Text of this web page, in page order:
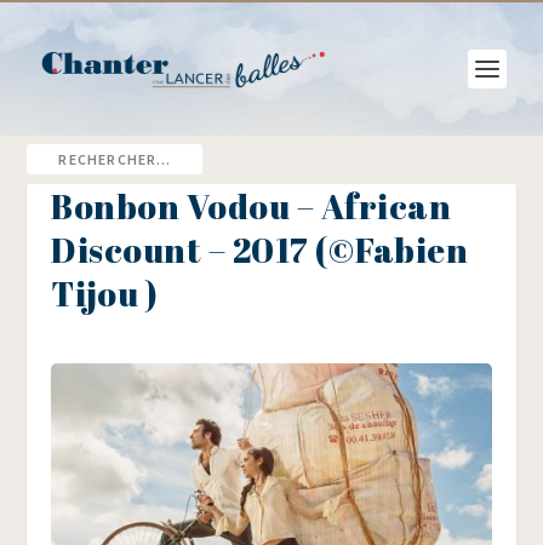
Bonbon Vodou – African
Discount – 2017 (©Fabien
Tijou )